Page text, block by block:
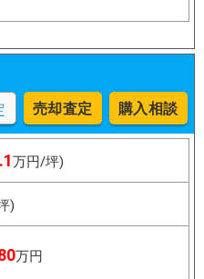
売却査定 購入相談
万円/坪)
)
万円